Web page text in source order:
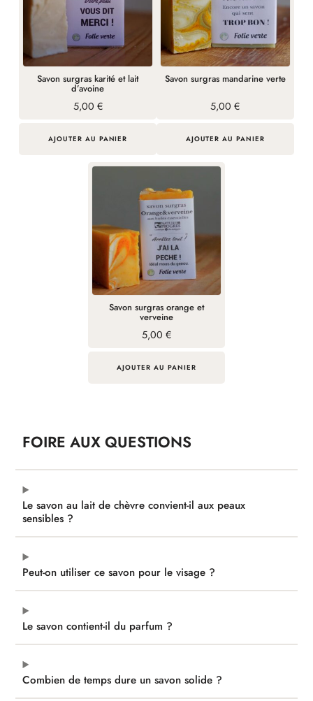
Savon surgras karité et lait
d’avoine
5,00 €
AJOUTER AU PANIER
Savon surgras mandarine verte
5,00€
AJOUTER AU PANIER
Savon surgras orange et
verveine
5,00 €
AJOUTER AU PANIER
FOIRE AUX QUESTIONS
Le savon au lait de chèvre convient-il aux peaux
sensibles ?
Peut-on utiliser ce savon pour le visage ?
Le savon contient-il du parfum ?
Combien de temps dure un savon solide ?